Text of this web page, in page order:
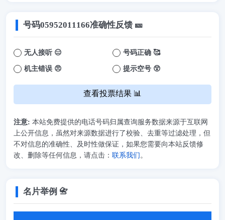
号码05952011166准确性反馈 🎫
无人接听 😑 号码正确 🥰
机主错误 😠 提示空号 😲
查看投票结果 📊
注意: 本站免费提供的电话号码归属查询服务数据来源于互联网
上公开信息，虽然对来源数据进行了校验、去重等过滤处理，但
不对信息的准确性、及时性做保证，如果您需要向本站反馈修
改、删除等任何信息，请点击： 联系我们 。
名片举例 📇